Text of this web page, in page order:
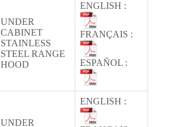
UNDER
CABINET
STAINLESS
STEEL RANGE
HOOD
ENGLISH :
FRANÇAIS :
ESPAÑOL :
UNDER
ENGLISH :